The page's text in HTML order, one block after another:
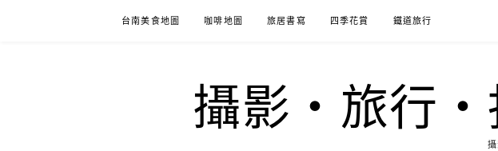
台南美食地圖 咖啡地圖 旅居書寫 四季花賞 鐵道旅行
攝影‧旅行‧